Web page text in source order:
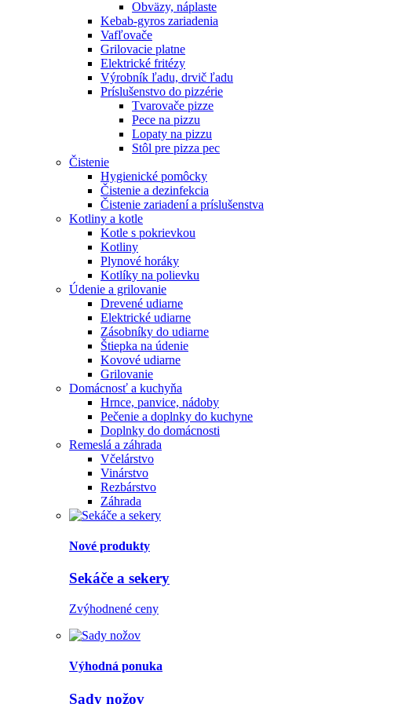
Obväzy, náplaste
Kebab-gyros zariadenia
Vafľovače
Grilovacie platne
Elektrické fritézy
Výrobník ľadu, drvič ľadu
Príslušenstvo do pizzérie
Tvarovače pizze
Pece na pizzu
Lopaty na pizzu
Stôl pre pizza pec
Čistenie
Hygienické pomôcky
Čistenie a dezinfekcia
Čistenie zariadení a príslušenstva
Kotliny a kotle
Kotle s pokrievkou
Kotliny
Plynové horáky
Kotlíky na polievku
Údenie a grilovanie
Drevené udiarne
Elektrické udiarne
Zásobníky do udiarne
Štiepka na údenie
Kovové udiarne
Grilovanie
Domácnosť a kuchyňa
Hrnce, panvice, nádoby
Pečenie a doplnky do kuchyne
Doplnky do domácnosti
Remeslá a záhrada
Včelárstvo
Vinárstvo
Rezbárstvo
Záhrada
Nové produkty
Sekáče a sekery
Zvýhodnené ceny
Výhodná ponuka
Sady nožov